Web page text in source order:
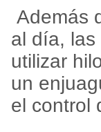
Además
al día,
utilizar
un
el control